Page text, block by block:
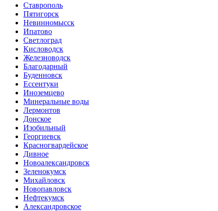
Ставрополь
Пятигорск
Невинномысск
Ипатово
Светлоград
Кисловодск
Железноводск
Благодарный
Буденновск
Ессентуки
Иноземцево
Минеральные воды
Лермонтов
Донское
Изобильный
Георгиевск
Красногвардейское
Дивное
Новоалександровск
Зеленокумск
Михайловск
Новопавловск
Нефтекумск
Александровское